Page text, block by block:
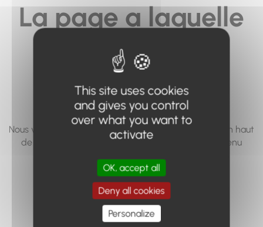
La page a laquelle
vous cherchez à
accéder n'existe
pas... ou plus.
Nous vous invitons à utiliser le moteur de recherche en haut
de page, ou à utiliser le menu pour trouver le contenu
Retour à l'accueil
This site uses cookies
and gives you control
over what you want to
activate
OK, accept all
Deny all cookies
Personalize